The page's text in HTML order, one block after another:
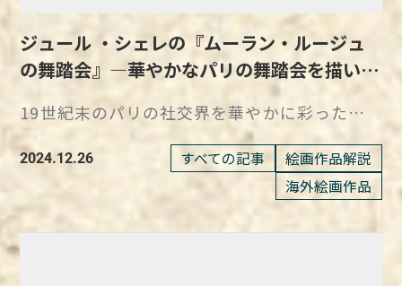
様が鮮やかに表現され、訪れる人々をカラフル
な夢の世界へと誘います。 十和田市の自然と
調和したこの展示は、草間アートの魅力を存分
に感じられるスポットです。 福岡市美術館で
は、草間彌生が初めて手がけた野外彫刻である
『南瓜』が展示されています。 草間アートの
原点ともいえるこの作品は、圧倒的な存在感で
訪問者の目を引きつけているのです。 草間彌
生の故郷、長野県松本市に位置する松本市美術
館では、彼女の代表作である「かぼちゃシリー
』、大阪中之島美術館に『SHIP’S CAT
(Muse)』と、さまざまな場所に『SHIP’S
CAT』シリーズが登場していきました。 そして
2024年、岡本太郎記念館の庭の一角に新たに
『SHIP’S CAT』が設置されました。 鮮やかな
オレンジ色の宇宙服にシルバーの装飾と羽が、
より宇宙服を感じさせてくれます。 首元に
は、小さなゴールドの鈴がついており、猫らし
い可愛らしさがあります。 眼の中は、明るい
緑色に妖しく光っており、夜茂みの中にこの眼
いえるでしょう。 田名網がデザイナーとして
働く中で培ってきたレイアウトや色使いの技術
は、『NO MORE WAR』シリーズにも鮮やかに
表現されています。 『NO MORE WAR』シリ
ーズは、反戦のメッセージだけでなく、技術的
にも高く評価される作品です。
https://daruma3.jp/kottouhin/1183 『NO
MORE WAR』は反戦ポスターのコンテストで
優秀作品に 田名網の『NO MORE WAR』シリ
ーズは、1967年にシルクスクリーン技術を用
年：1969年 技法・材質：絹本着色・額装 寸
法：156cm×76cm 所蔵：個人蔵 一村は、
『アダンの海辺』に対して「命を削って描いた
閻魔大王への土産なので、売ることができな
い」と語っています。 この言葉から、一村が
どれほど『アダンの海辺』に対して強い思い入
れを抱いていたかがうかがえます。 半年近く
を費やし、彼の魂のすべてを込めた『アダンの
海辺』は、一村の奄美に対する敬愛と、自然の
中に隠された神秘への探求が映し出された渾身
ジュール ・シェレの『ムーラン・ルージュ
の舞踏会』―華やかなパリの舞踏会を描いた
ポスターアート
19世紀末のパリの社交界を華やかに彩ったポ
スターアートの先駆者、ジュール・シェレ。
その代表作『ムーラン・ルージュの舞踏会』
は、当時のパリ文化を象徴する作品として今も
高く評価されています。 ポスターの父と呼ば
れたジュール・シェレの代表作 ジュール・シ
2024.12.26 すべての記事
絵画作品解説
海外絵画作品